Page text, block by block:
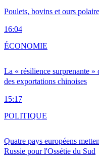
Poulets, bovins et ours
16:04
La « résilience surprenante
des exportations chinoises
15:17
ÉCONOMIE
Quatre pays européens
Russie pour l'Ossétie du Sud
POLITIQUE